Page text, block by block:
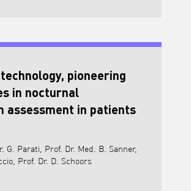
pioneering
in nocturnal
assessment in patients
G. Parati, Prof. Dr. Med. B. Sanner,
Prof. Dr. D. Schoors